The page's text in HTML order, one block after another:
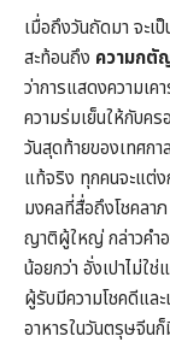
เมื่อถึงวันถัดมา จะเ
สะท้อนถึง ความก
ว่าการแสดงความเ
ความร่มเย็นให้กับคร
วันสุดท้ายของเทศกา
แท้จริง ทุกคนจะแต่ง
มงคลที่สื่อถึงโชคลาภ
ญาติผู้ใหญ่ กล่าวคำ
น้อยกว่า อั่งเปาไม่ใ
ผู้รับมีความโชคดีแล
อาหารในวันตรุษจีน